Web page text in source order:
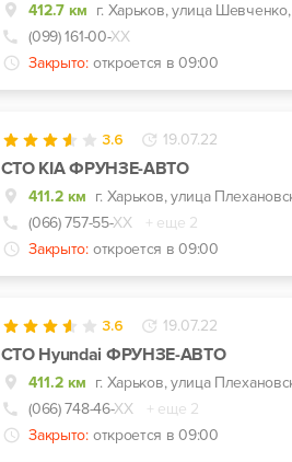
412.7 км г. Харьков, улица
(099) 161-00-ХХ
Закрыто: откроется в 09:00
3.6 19.07.22
СТО KIA ФРУНЗЕ-АВТО
411.2 км
(066) 757-55-ХХ
+ еще 2
Закрыто: откроется в 09:00
3.6 19.07.22
СТО Hyundai ФРУНЗЕ-АВТО
411.2 км
(066) 748-46-ХХ
+ еще 2
Закрыто: откроется в 09:00